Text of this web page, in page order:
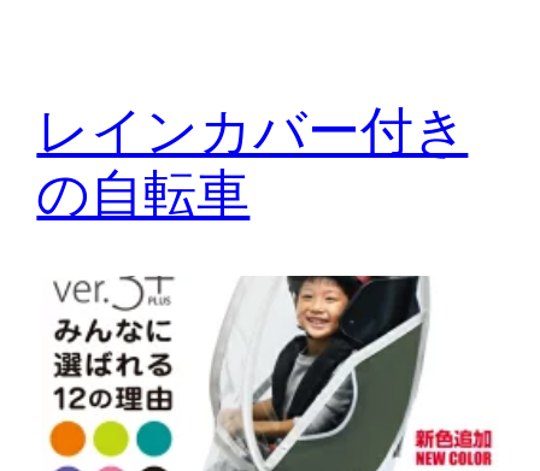
レインカバー付き
の自転車